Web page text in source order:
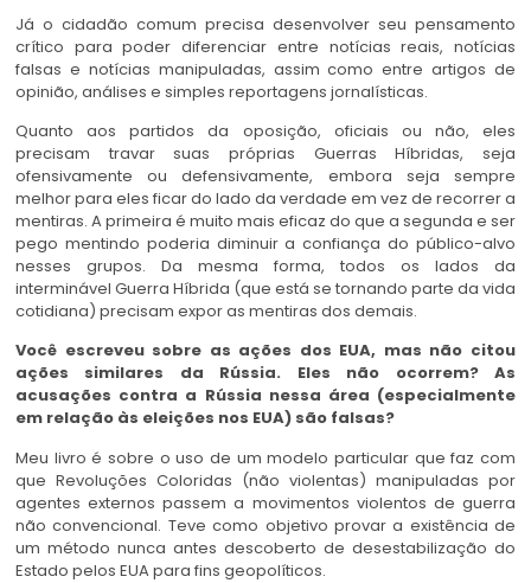
Já o cidadão comum precisa desenvolver seu pensamento
crítico para poder diferenciar entre notícias reais, notícias
falsas e notícias manipuladas, assim como entre artigos de
opinião, análises e simples reportagens jornalísticas.
Quanto aos partidos da oposição, oficiais ou não, eles
precisam travar suas próprias Guerras Híbridas, seja
ofensivamente ou defensivamente, embora seja sempre
melhor para eles ficar do lado da verdade em vez de recorrer a
mentiras. A primeira é muito mais eficaz do que a segunda e ser
pego mentindo poderia diminuir a confiança do público-alvo
nesses grupos. Da mesma forma, todos os lados da
interminável Guerra Híbrida (que está se tornando parte da vida
cotidiana) precisam expor as mentiras dos demais.
Você escreveu sobre as ações dos EUA, mas não citou
ações similares da Rússia. Eles não ocorrem? As
acusações contra a Rússia nessa área (especialmente
em relação às eleições nos EUA) são falsas?
Meu livro é sobre o uso de um modelo particular que faz com
que Revoluções Coloridas (não violentas) manipuladas por
agentes externos passem a movimentos violentos de guerra
não convencional. Teve como objetivo provar a existência de
um método nunca antes descoberto de desestabilização do
Estado pelos EUA para fins geopolíticos.